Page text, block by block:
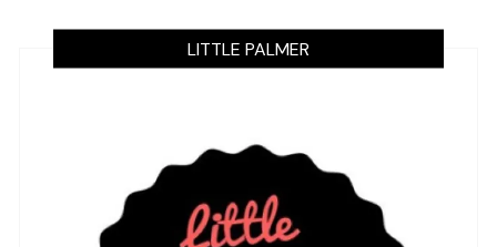
LITTLE PALMER